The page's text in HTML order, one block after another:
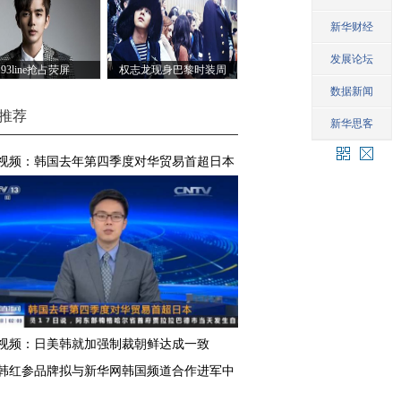
93line抢占荧屏 权志龙现身巴黎时装周
荐
频：韩国去年第四季度对华贸易首超日本
频：日美韩就加强制裁朝鲜达成一致
红参品牌拟与新华网韩国频道合作进军中